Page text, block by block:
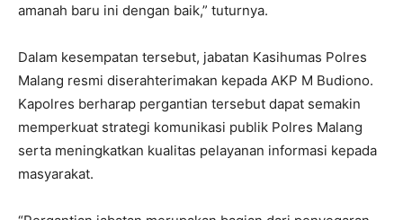
amanah baru ini dengan baik,” tuturnya.
Dalam kesempatan tersebut, jabatan Kasihumas Polres
Malang resmi diserahterimakan kepada AKP M Budiono.
Kapolres berharap pergantian tersebut dapat semakin
memperkuat strategi komunikasi publik Polres Malang
serta meningkatkan kualitas pelayanan informasi kepada
masyarakat.